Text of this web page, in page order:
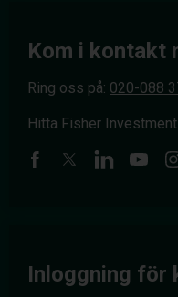
Kom i kontakt
Ring oss på: 020-088
Hitta Fisher
Inloggning för